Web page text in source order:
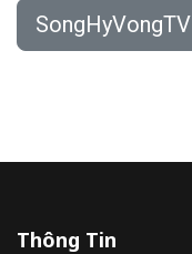
SongHyVongTV
Thông Tin